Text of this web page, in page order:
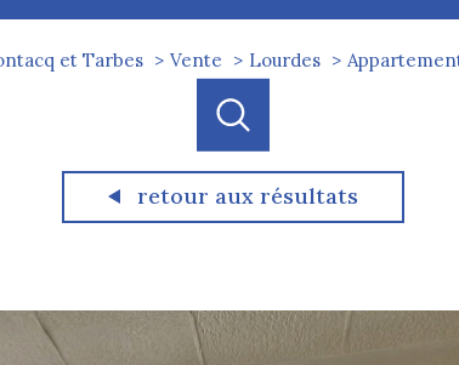
et Tarbes Vente Lourdes
pro
louer
de l'immo pro
1 Budget
retour aux résultats